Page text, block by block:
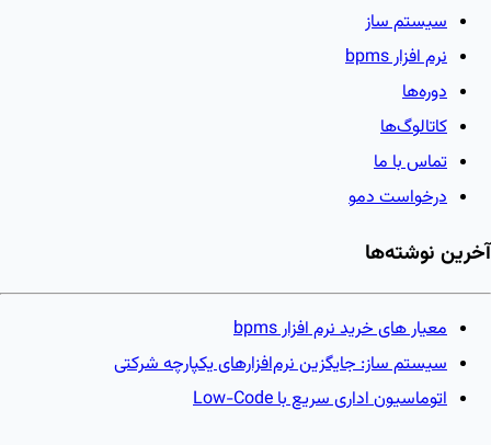
سیستم ساز
نرم افزار bpms
دوره‌ها
کاتالوگ‌ها
تماس با ما
درخواست دمو
آخرین نوشته‌ها
معیار های خرید نرم افزار bpms
سیستم ساز: جایگزین نرم‌افزارهای یکپارچه شرکتی
اتوماسیون اداری سریع با Low-Code